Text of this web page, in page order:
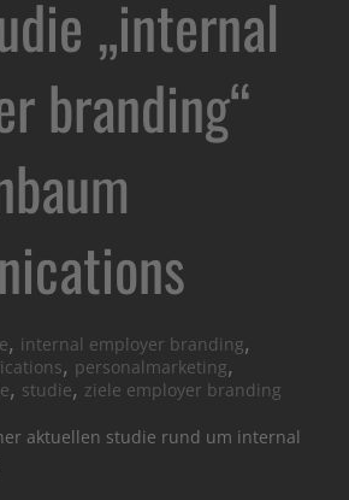
„internal
branding“
, internal employer branding,
, personalmarketing,
, studie, ziele employer branding
aktuellen studie rund um internal